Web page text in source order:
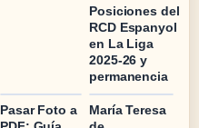
Posiciones del
RCD Espanyol
en La Liga
2025-26 y
permanencia
Pasar Foto a
María Teresa